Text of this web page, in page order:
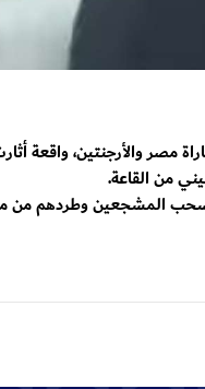
مصر والأرجنتين، واقعة
من القاعة.
المشجعين وطردهم من